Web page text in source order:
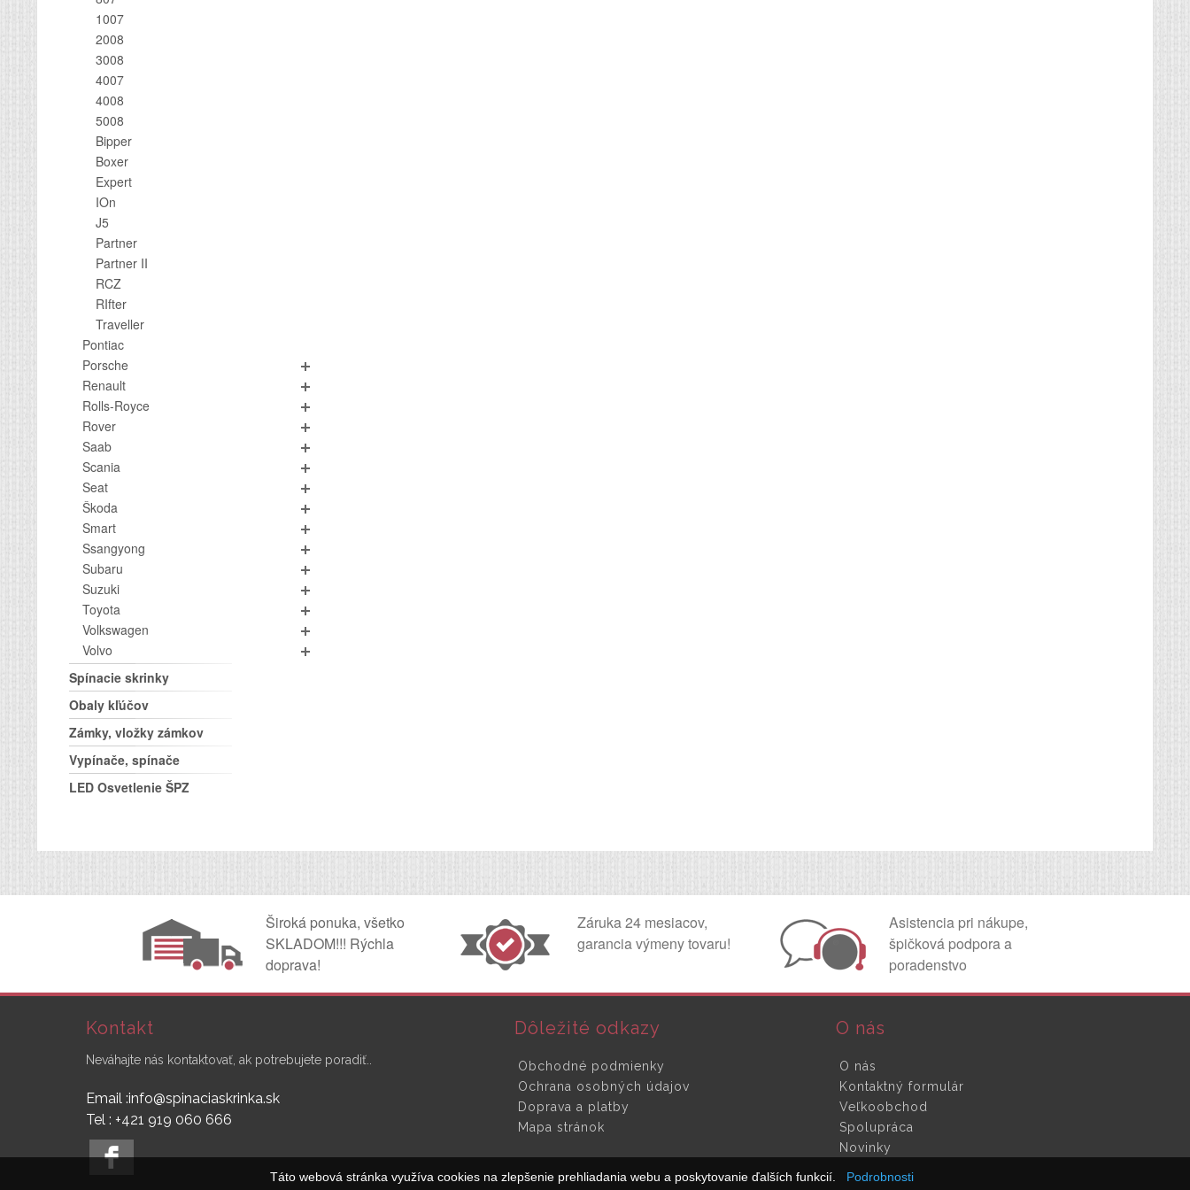
1007
2008
3008
4007
4008
5008
Bipper
Boxer
Expert
IOn
J5
Partner
Partner II
RCZ
RIfter
Traveller
Pontiac
Porsche
Renault
Rolls-Royce
Rover
Saab
Scania
Seat
Škoda
Smart
Ssangyong
Subaru
Suzuki
Toyota
Volkswagen
Volvo
Spínacie skrinky
Obaly kľúčov
Zámky, vložky zámkov
Vypínače, spínače
LED Osvetlenie ŠPZ
Široká ponuka, všetko
SKLADOM!!! Rýchla
doprava!
Záruka 24 mesiacov,
garancia výmeny tovaru!
Asistencia pri nákupe,
špičková podpora a
poradenstvo
O nás
O nás
Kontaktný formulár
Veľkoobchod
Spolupráca
Novinky
Dôležité odkazy
Obchodné podmienky
Ochrana osobných údajov
Doprava a platby
Mapa stránok
Kontakt
Neváhajte nás kontaktovať, ak potrebujete poradiť..
Email :info@spinaciaskrinka.sk
Tel : +421 919 060 666
Táto webová stránka využíva cookies na zlepšenie prehliadania webu a poskytovanie ďalších funkcií. Podrobnosti